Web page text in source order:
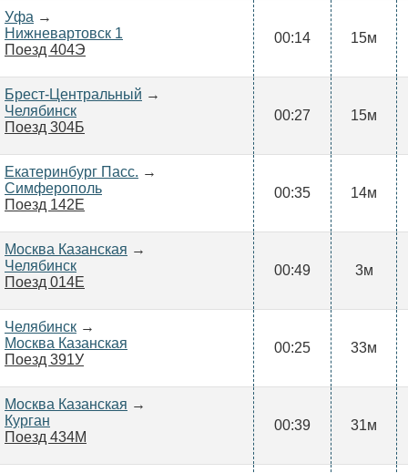
Уфа →
Нижневартовск 1
Поезд 404Э
00:14 15м
Брест-Центральный →
Челябинск
Поезд 304Б
00:27 15м
Екатеринбург Пасс. →
Симферополь
Поезд 142Е
00:35 14м
Москва Казанская →
Челябинск
Поезд 014Е
00:49 3м
Челябинск →
Москва Казанская
Поезд 391У
00:25 33м
Москва Казанская →
Курган
Поезд 434М
00:39 31м